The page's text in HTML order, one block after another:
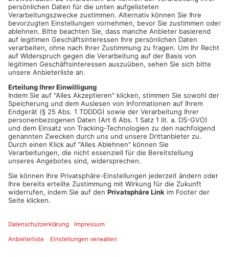
HANAU.In Hanau ist eine leblose Person auf einem
Industriegelände gefunden worden. Laut Polizeiangaben wurde
der Fund am Sonntagmorgen in der Quarzstraße gemeldet. Die
Identität ist noch unklar. Nach ersten Erkenntnissen soll sich
die Person unbefugt Zugang zu einem Trafohäuschen
verschafft haben und dabei mit einem Stromkabel in Kontakt
gekommen sein. Die Polizei geht davon aus, dass ein
Diebstahl geplant gewesen sein könnte und ermittelt jetzt.
Artikel teilen
ANZEIGE
Mehr aus Hanau